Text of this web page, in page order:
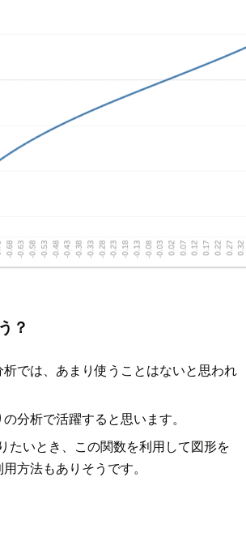
？
析では、あまり使うことはないと思われ
分析で活躍すると思います。
たいとき、この関数を利用して図形を
方法もありそうです。